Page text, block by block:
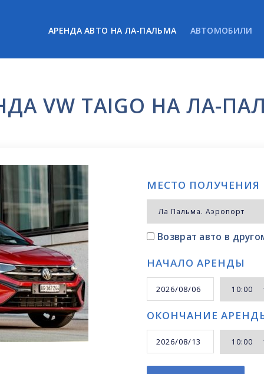
АРЕНДА АВТО НА ЛА-ПАЛЬМА АВТОМОБИЛИ
VW TAIGO НА ЛА-
МЕСТО ПОЛУЧЕНИЯ
Возврат авто в
НАЧАЛО АРЕНДЫ
ОКОНЧАНИЕ